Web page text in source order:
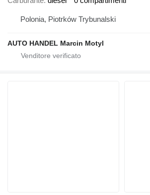
Polonia, Piotrków Trybunalski
AUTO HANDEL Marcin Motyl